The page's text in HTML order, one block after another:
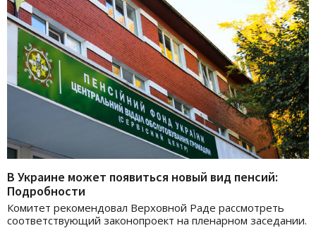
В Украине может появиться новый вид пенсий:
Подробности
Комитет рекомендовал Верховной Раде рассмотреть
соответствующий законопроект на пленарном заседании.